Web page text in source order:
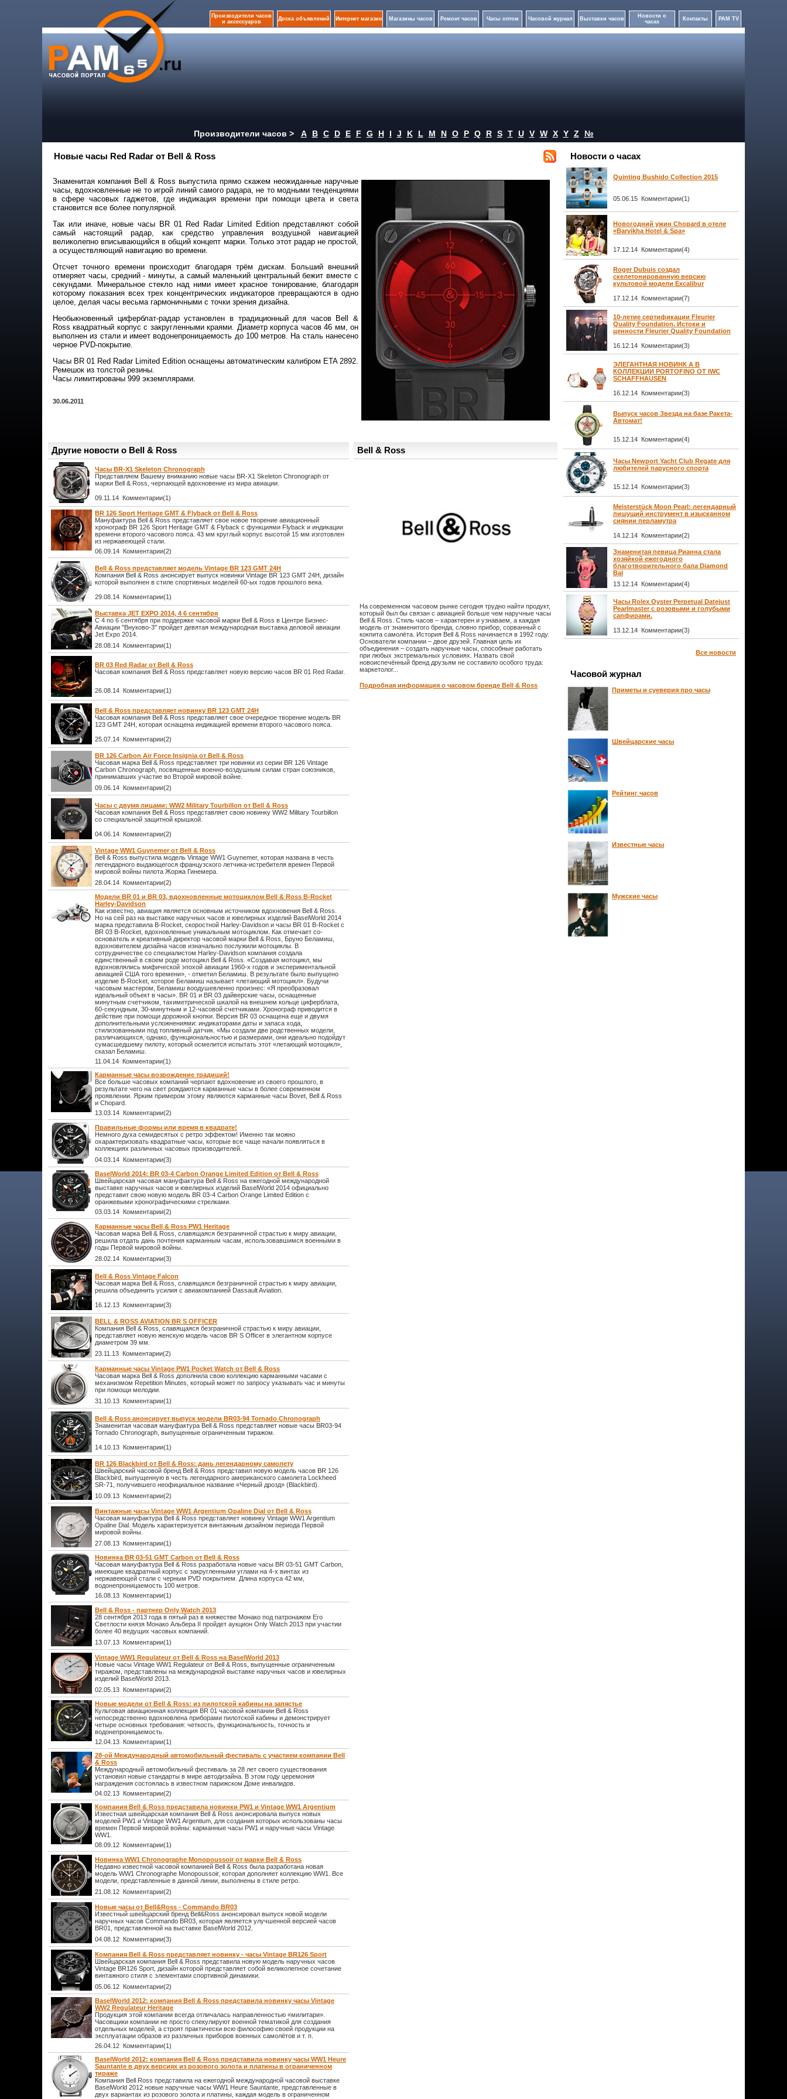
Производители часов
и аксессуаров
Доска объявлений Интернет магазин Магазины часов Ремонт часов Часы оптом Часовой журнал Выставки часов
Новости о
часах
Контакты PAM TV
Производители часов > A B C D E F G H I J K L M N O P Q R S T U V W X Y Z №
Новые часы Red Radar от Bell & Ross
Знаменитая компания Bell & Ross выпустила прямо скажем неожиданные наручные
часы, вдохновленные не то игрой линий самого радара, не то модными тенденциями
в сфере часовых гаджетов, где индикация времени при помощи цвета и света
становится все более популярной.
Так или иначе, новые часы BR 01 Red Radar Limited Edition представляют собой
самый настоящий радар, как средство управления воздушной навигацией
великолепно вписывающийся в общий концепт марки. Только этот радар не простой,
а осуществляющий навигацию во времени.
Отсчет точного времени происходит благодаря трём дискам. Больший внешний
отмеряет часы, средний - минуты, а самый маленький центральный бежит вместе с
секундами. Минеральное стекло над ними имеет красное тонирование, благодаря
которому показания всех трех концентрических индикаторов превращаются в одно
целое, делая часы весьма гармоничными с точки зрения дизайна.
Необыкновенный циферблат-радар установлен в традиционный для часов Bell &
Ross квадратный корпус с закругленными краями. Диаметр корпуса часов 46 мм, он
выполнен из стали и имеет водонепроницаемость до 100 метров. На сталь нанесено
черное PVD-покрытие.
Часы BR 01 Red Radar Limited Edition оснащены автоматическим калибром ETA 2892.
Ремешок из толстой резины.
Часы лимитированы 999 экземплярами.
30.06.2011
Другие новости о Bell & Ross
Часы BR-X1 Skeleton Chronograph
Представляем Вашему вниманию новые часы BR-X1 Skeleton Chronograph от
марки Bell & Ross, черпающей вдохновение из мира авиации.
09.11.14 Комментарии(1)
BR 126 Sport Heritage GMT & Flyback от Bell & Ross
Мануфактура Bell & Ross представляет свое новое творение авиационный
хронограф BR 126 Sport Heritage GMT & Flyback с функциями Flyback и индикации
времени второго часового пояса. 43 мм круглый корпус высотой 15 мм изготовлен
из нержавеющей стали.
06.09.14 Комментарии(2)
Bell & Ross представляет модель Vintage BR 123 GMT 24H
Компания Bell & Ross анонсирует выпуск новинки Vintage BR 123 GMT 24H, дизайн
которой выполнен в стиле спортивных моделей 60-ых годов прошлого века.
29.08.14 Комментарии(1)
Выставка JET EXPO 2014, 4 6 сентября
С 4 по 6 сентября при поддержке часовой марки Bell & Ross в Центре Бизнес-
Авиации "Внуково-3" пройдет девятая международная выставка деловой авиации
Jet Expo 2014.
28.08.14 Комментарии(1)
BR 03 Red Radar от Bell & Ross
Часовая компания Bell & Ross представляет новую версию часов BR 01 Red Radar.
26.08.14 Комментарии(1)
Bell & Ross представляет новинку BR 123 GMT 24H
Часовая компания Bell & Ross представляет свое очередное творение модель BR
123 GMT 24H, которая оснащена индикацией времени второго часового пояса.
25.07.14 Комментарии(2)
BR 126 Carbon Air Force Insignia от Bell & Ross
Часовая марка Bell & Ross представляет три новинки из серии BR 126 Vintage
Carbon Chronograph, посвященные военно-воздушным силам стран союзников,
принимавших участие во Второй мировой войне.
09.06.14 Комментарии(2)
Часы с двумя лицами: WW2 Military Tourbillon от Bell & Ross
Часовая компания Bell & Ross представляет свою новинку WW2 Military Tourbillon
со специальной защитной крышкой.
04.06.14 Комментарии(2)
Vintage WW1 Guynemer от Bell & Ross
Bell & Ross выпустила модель Vintage WW1 Guynemer, которая названа в честь
легендарного выдающегося французского летчика-истребителя времен Первой
мировой войны пилота Жоржа Гинемера.
28.04.14 Комментарии(2)
Модели BR 01 и BR 03, вдохновленные мотоциклом Bell & Ross B-Rocket
Harley-Davidson
Как известно, авиация является основным источником вдохновения Bell & Ross.
Но на сей раз на выставке наручных часов и ювелирных изделий BaselWorld 2014
марка представила B-Rocket, скоростной Harley-Davidson и часы BR 01 B-Rocket с
BR 03 B-Rocket, вдохновленные уникальным мотоциклом. Как отмечает со-
основатель и креативный директор часовой марки Bell & Ross, Бруно Беламиш,
вдохновителем дизайна часов изначально послужили мотоциклы. В
сотрудничестве со специалистом Harley-Davidson компания создала
единственный в своем роде мотоцикл Bell & Ross. «Создавая мотоцикл, мы
вдохновлялись мифической эпохой авиации 1960-х годов и экспериментальной
авиацией США того времени», - отметил Беламиш. В результате было выпущено
изделие B-Rocket, которое Беламиш называет «летающий мотоцикл». Будучи
часовым мастером, Беламиш воодушевленно произнес: «Я преобразовал
идеальный объект в часы». BR 01 и BR 03 дайверские часы, оснащенные
минутным счетчиком, тахиметрической шкалой на внешнем кольце циферблата,
60-секундным, 30-минутным и 12-часовой счетчиками. Хронограф приводится в
действие при помощи дорожной кнопки. Версия BR 03 оснащена еще и двумя
дополнительными усложнениями: индикаторами даты и запаса хода,
стилизованными под топливный датчик. «Мы создали две родственных модели,
различающихся, однако, функциональностью и размерами, они идеально подойдут
сумасшедшему пилоту, который осмелится испытать этот «летающий мотоцикл»,
сказал Беламиш.
11.04.14 Комментарии(1)
Карманные часы возрождение традиций!
Все больше часовых компаний черпают вдохновение из своего прошлого, в
результате чего на свет рождаются карманные часы в более современном
проявлении. Ярким примером этому являются карманные часы Bovet, Bell & Ross
и Chopard.
13.03.14 Комментарии(2)
Правильные формы или время в квадрате!
Немного духа семидесятых с ретро эффектом! Именно так можно
охарактеризовать квадратные часы, которые все чаще начали появляться в
коллекциях различных часовых производителей.
04.03.14 Комментарии(3)
BaselWorld 2014: BR 03-4 Carbon Orange Limited Edition от Bell & Ross
Швейцарская часовая мануфактура Bell & Ross на ежегодной международной
выставке наручных часов и ювелирных изделий BaselWorld 2014 официально
представит свою новую модель BR 03-4 Carbon Orange Limited Edition с
оранжевыми хронографическими стрелками.
03.03.14 Комментарии(2)
Карманные часы Bell & Ross PW1 Heritage
Часовая марка Bell & Ross, славящаяся безграничной страстью к миру авиации,
решила отдать дань почтения карманным часам, использовавшимся военными в
годы Первой мировой войны.
28.02.14 Комментарии(3)
Bell & Ross Vintage Falcon
Часовая марка Bell & Ross, славящаяся безграничной страстью к миру авиации,
решила объединить усилия с авиакомпанией Dassault Aviation.
16.12.13 Комментарии(3)
BELL & ROSS AVIATION BR S OFFICER
Компания Bell & Ross, славящаяся безграничной страстью к миру авиации,
представляет новую женскую модель часов BR S Officer в элегантном корпусе
диаметром 39 мм.
23.11.13 Комментарии(2)
Карманные часы Vintage PW1 Pocket Watch от Bell & Ross
Часовая марка Bell & Ross дополнила свою коллекцию карманными часами с
механизмом Repetition Minutes, который может по запросу указывать час и минуты
при помощи мелодии.
31.10.13 Комментарии(1)
Bell & Ross анонсирует выпуск модели BR03-94 Tornado Chronograph
Знаменитая часовая мануфактура Bell & Ross представляет новые часы BR03-94
Tornado Chronograph, выпущенные ограниченным тиражом.
14.10.13 Комментарии(1)
BR 126 Blackbird от Bell & Ross: дань легендарному самолету
Швейцарский часовой бренд Bell & Ross представил новую модель часов BR 126
Blackbird, выпущенную в честь легендарного американского самолета Lockheed
SR-71, получившего неофициальное название «Черный дрозд» (Blackbird).
10.09.13 Комментарии(2)
Винтажные часы Vintage WW1 Argentium Opaline Dial от Bell & Ross
Часовая мануфактура Bell & Ross представляет новинку Vintage WW1 Argentium
Opaline Dial. Модель характеризуется винтажным дизайном периода Первой
мировой войны.
27.08.13 Комментарии(1)
Новинка BR 03-51 GMT Carbon от Bell & Ross
Часовая мануфактура Bell & Ross разработала новые часы BR 03-51 GMT Carbon,
имеющие квадратный корпус с закругленными углами на 4-х винтах из
нержавеющей стали с черным PVD покрытием. Длина корпуса 42 мм,
водонепроницаемость 100 метров.
16.08.13 Комментарии(1)
Bell & Ross - партнер Only Watch 2013
28 сентября 2013 года в пятый раз в княжестве Монако под патронажем Его
Светлости князя Монако Альбера II пройдет аукцион Only Watch 2013 при участии
более 40 ведущих часовых компаний.
13.07.13 Комментарии(1)
Vintage WW1 Regulateur от Bell & Ross на BaselWorld 2013
Новые часы Vintage WW1 Regulateur от Bell & Ross, выпущенные ограниченным
тиражом, представлены на международной выставке наручных часов и ювелирных
изделий BaselWorld 2013.
02.05.13 Комментарии(2)
Новые модели от Bell & Ross: из пилотской кабины на запястье
Культовая авиационная коллекция BR 01 часовой компании Bell & Ross
непосредственно вдохновлена приборами пилотской кабины и демонстрирует
четыре основных требования: четкость, функциональность, точность и
водонепроницаемость.
12.04.13 Комментарии(1)
28-ой Международный автомобильный фестиваль с участием компании Bell
& Ross
Международный автомобильный фестиваль за 28 лет своего существования
установил новые стандарты в мире автодизайна. В этом году церемония
награждения состоялась в известном парижском Доме инвалидов.
04.02.13 Комментарии(2)
Компания Bell & Ross представила новинки PW1 и Vintage WW1 Argentium
Известная швейцарская компания Bell & Ross анонсировала выпуск новых
моделей PW1 и Vintage WW1 Argentium, для создания которых использованы часы
времен Первой мировой войны: карманные часы PW1 и наручные часы Vintage
WW1.
08.09.12 Комментарии(1)
Новинка WW1 Chronographe Monopoussoir от марки Bell & Ross
Недавно известной часовой компанией Bell & Ross была разработана новая
модель WW1 Chronographe Monopoussoir, которая дополняет коллекцию WW1. Все
модели, представленные в данной линии, выполнены в стиле ретро.
21.08.12 Комментарии(2)
Новые часы от Bell&Ross - Commando BR03
Известный швейцарский бренд Bell&Ross анонсировал выпуск новой модели
наручных часов Commando BR03, которая является улучшенной версией часов
BR01, представленной на выставке BaselWorld 2012.
04.08.12 Комментарии(3)
Компания Bell & Ross представляет новинку - часы Vintage BR126 Sport
Швейцарская компания Bell & Ross представила новую модель наручных часов
Vintage BR126 Sport, дизайн которой представляет собой великолепное сочетание
винтажного стиля с элементами спортивной динамики.
05.06.12 Комментарии(2)
BaselWorld 2012: компания Bell & Ross представила новинку часы Vintage
WW2 Regulateur Heritage
Продукция этой компании всегда отличалась направленностью «милитари».
Часовщики компании не просто спекулируют военной тематикой для создания
отдельных моделей, а строят практически всю философию своей продукции на
эксплуатации образов из различных приборов военных самолётов и т. п.
26.04.12 Комментарии(1)
BaselWorld 2012: компания Bell & Ross представила новинку часы WW1 Heure
Sauntante в двух версиях из розового золота и платины в ограниченном
тираже
Компания Bell Ross представила на ежегодной международной часовой выставке
BaselWorld 2012 новые наручные часы WW1 Heure Sauntante, представленные в
двух вариантах из розового золота и платины, каждая модель в ограниченном
Bell & Ross
На современном часовом рынке сегодня трудно найти продукт,
который был бы связан с авиацией больше чем наручные часы
Bell & Ross. Стиль часов – характерен и узнаваем, а каждая
модель от знаменитого бренда, словно прибор, сорванный с
кокпита самолёта. История Bell & Ross начинается в 1992 году.
Основатели компании – двое друзей. Главная цель их
объединения – создать наручные часы, способные работать
при любых экстремальных условиях. Назвать свой
новоиспечённый бренд друзьям не составило особого труда:
маркетолог...
Подробная информация о часовом бренде Bell & Ross
Новости о часах
Quinting Bushido Collection 2015
05.06.15 Комментарии(1)
Новогодний ужин Chopard в отеле
«Barvikha Hotel & Spa»
17.12.14 Комментарии(4)
Roger Dubuis создал
скелетонированную версию
культовой модели Excalibur
17.12.14 Комментарии(7)
10-летие сертификации Fleurier
Quality Foundation. Истоки и
ценности Fleurier Quality Foundation
16.12.14 Комментарии(3)
ЭЛЕГАНТНАЯ НОВИНК А В
КОЛЛЕКЦИИ PORTOFINO ОТ IWC
SCHAFFHAUSEN
16.12.14 Комментарии(3)
Выпуск часов Звезда на базе Ракета-
Автомат!
15.12.14 Комментарии(4)
Часы Newport Yacht Club Regate для
любителей парусного спорта
15.12.14 Комментарии(3)
Meisterstück Moon Pearl: легендарный
пишущий инструмент в изысканном
сиянии перламутра
14.12.14 Комментарии(2)
Знаменитая певица Рианна стала
хозяйкой ежегодного
благотворительного бала Diamond
Bal
13.12.14 Комментарии(4)
Часы Rolex Oyster Perpetual Datejust
Pearlmaster с розовыми и голубыми
сапфирами.
13.12.14 Комментарии(3)
Все новости
Часовой журнал
Приметы и суеверия про часы
Швейцарские часы
Рейтинг часов
Известные часы
Мужские часы